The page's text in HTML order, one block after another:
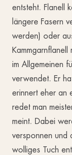
entsteht. Flanell
längere Fasern
werden) oder
im Allgemeinen
verwendet. Er
erinnert eher an
redet man
meint. Dabei
versponnen und
wolliges Tuch